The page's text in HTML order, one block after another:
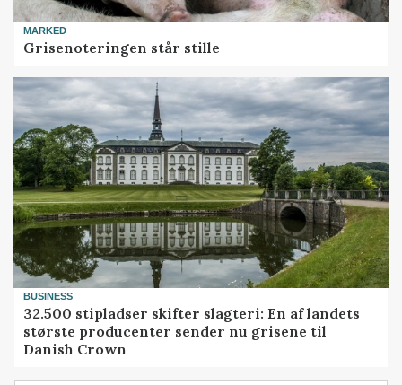
MARKED
Grisenoteringen står stille
BUSINESS
32.500 stipladser skifter slagteri: En af landets
største producenter sender nu grisene til
Danish Crown